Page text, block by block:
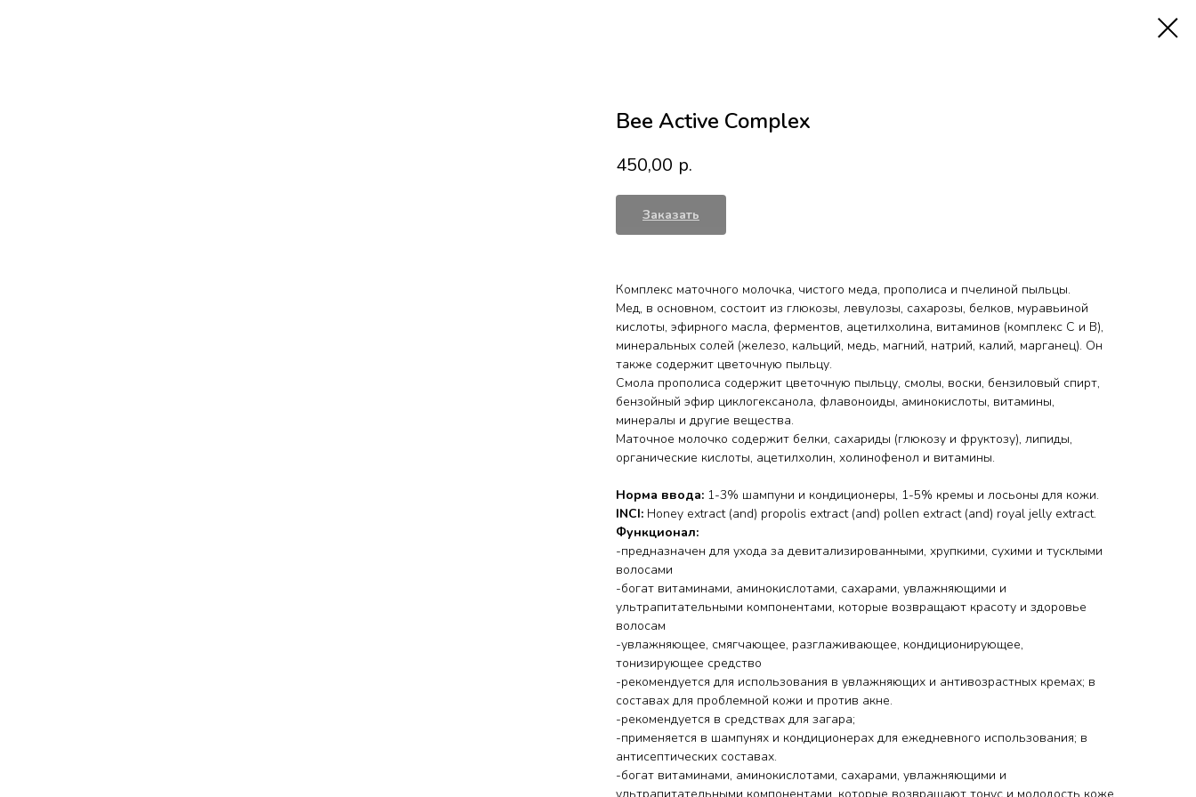
Bee Active Complex
450,00 р.
Заказать
Комплекс маточного молочка, чистого меда, прополиса и пчелиной пыльцы.
Мед, в основном, состоит из глюкозы, левулозы, сахарозы, белков, муравьиной
кислоты, эфирного масла, ферментов, ацетилхолина, витаминов (комплекс С и В),
минеральных солей (железо, кальций, медь, магний, натрий, калий, марганец). Он
также содержит цветочную пыльцу.
Смола прополиса содержит цветочную пыльцу, смолы, воски, бензиловый спирт,
бензойный эфир циклогексанола, флавоноиды, аминокислоты, витамины,
минералы и другие вещества.
Маточное молочко содержит белки, сахариды (глюкозу и фруктозу), липиды,
органические кислоты, ацетилхолин, холинофенол и витамины.
Норма ввода: 1-3% шампуни и кондиционеры, 1-5% кремы и лосьоны для кожи.
INCI: Honey extract (and) propolis extract (and) pollen extract (and) royal jelly extract.
Функционал:
-предназначен для ухода за девитализированными, хрупкими, сухими и тусклыми
волосами
-богат витаминами, аминокислотами, сахарами, увлажняющими и
ультрапитательными компонентами, которые возвращают красоту и здоровье
волосам
-увлажняющее, смягчающее, разглаживающее, кондиционирующее,
тонизирующее средство
-рекомендуется для использования в увлажняющих и антивозрастных кремах; в
составах для проблемной кожи и против акне.
-рекомендуется в средствах для загара;
-применяется в шампунях и кондиционерах для ежедневного использования; в
антисептических составах.
-богат витаминами, аминокислотами, сахарами, увлажняющими и
ультрапитательными компонентами, которые возвращают тонус и молодость коже